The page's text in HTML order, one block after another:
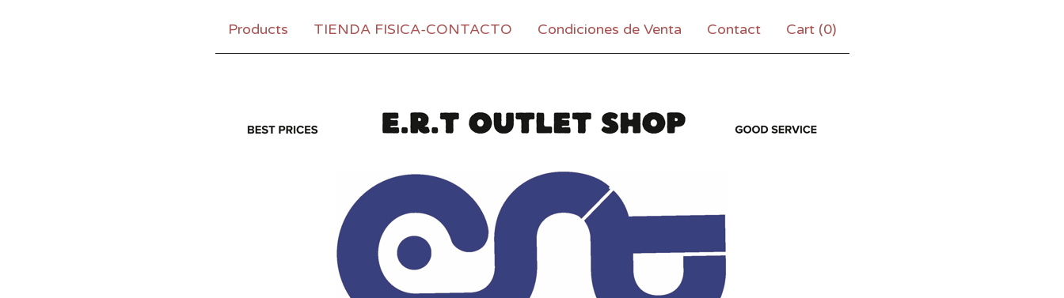
Products TIENDA FISICA-CONTACTO Condiciones de Venta Contact Cart (0)